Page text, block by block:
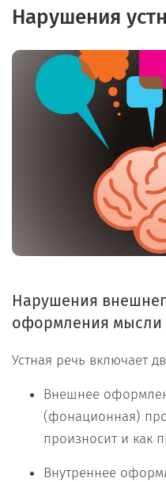
Нарушения
Нарушения
оформления мысли
Устная речь включает
Внешнее
(фонационная)
произносит и как
Внутреннее